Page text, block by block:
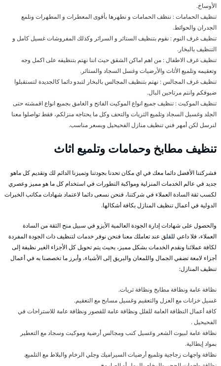
الأوساخ.
تنظيف الحمامات : ننظف الحمامات و نطهرها بأقوى المعطرات و المطهرات ونلمع
الجدران والحوائط.
تنظيف غرف النوم : نقوم بتنظيف الستائر و السرائر وكذلك المفروشات غسيل كامل و
التنظيف بالبخار.
تنظيف غرف الاطفال : من اهم اماكن الشقق حيث اننا نهتم بتنظيفه على اكمل وجه
وتعقيمه وتلميع الأثاث والأرضيات وغسل السجاد والستائر.
تنظيف غرف المجالس : نهتم بتنظيف المجالس بالبخار لتبدو دائما كالجديدة لتستقبلوا
ضيوفكم وانتم مرتاحين البال.
تنظيف الموكيت : تنظيف جميع انواع الموكيت الفاتح و الغامق بجميع انواع اقمشته حتى
الجلد وغسيل السجاد وتلميع الثريات والتحف وكل ما يحتاجه منزلكم، فقط تواصلوا معنا
لنرسل لكن أمهر فني تنظيف منازل الفحيحيل وبسعر مناسب.
تنظيف مطابخ وحمامات وتلميع اثاث
فشركتنا الأفضل دائما معك في اي مكان تحدنا بجودتنا وتميزنا الدائم لك وتقديم كل ماهو
جديد في عالم الخدمات المنزلية ومواكبة التطورات في استخدام كل ما هو مميز وعصري
لكسب ثقة السادة العملاء في شركتنا، فنحن نسعى دائما لاعتماد شهادات مكاتب الخبرات
الدولية في أعمال تنظيف المنازل بكافة أشكالها.
والحصول على شهادات إدارة الجودة العالمية الأيزو في سبيل منح الثقة من السادة
العملاء، فلا داعي للقلق عند تعاملك معنا فنحن نوفر خدمات لتنظيف ذات الجودة المفردة
لكافة عملائنا ونقدم الخدمات بشكل مميز، بحيث يتم تحويل كل الأجزاء الغير نظيفة إلى
أجزاء لامعة تضفي الجمال واللمعان والبريق إلى الأشياء، وأبرز ما تخصصنا به في أعمال
تنظيف المنازل:
نظافة عامة ونظافة مطابخ ونظافة ثريات.
غسيل خزانات مع العزل والتعقيم وغسيل مسابح مع التعقيم.
كافة أعمال النظافة العامة للفلل ونظافة عامة للقصور ونظافة عامة للاستراحات في
الفحيحيل .
نظافة عامة لبيوت الشعر وغسيل كنب ومجالس أرضية وموكيت وسجاد مع التعطير
بمواد إيطالية.
نظافة واجهات زجاجية وتلميع أرضيات السيراميك وجلي الرخام والبلاط مع التلميع.